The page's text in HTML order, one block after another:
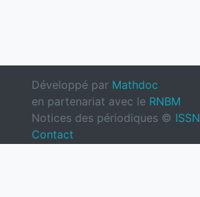
Développé par Mathdoc
en partenariat avec le RNBM
Notices des périodiques © ISSN
Contact